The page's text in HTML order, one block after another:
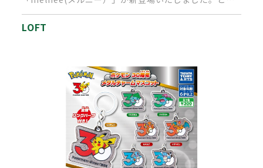
けるニードルを配合したス…
LOFT